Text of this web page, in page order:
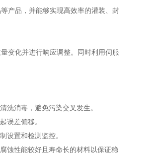
产品，并能够实现高效率的灌装、封
变化并进行响应调整。同时利用伺服
消毒，避免污染交叉发生。
误差偏移。
置和检测监控。
蚀性能较好且寿命长的材料以保证稳